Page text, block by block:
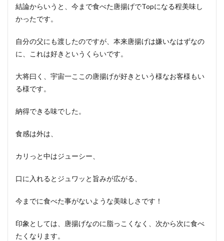
結論からいうと、今まで食べた唐揚げでTopになる程美味し
かったです。
自分の父にも渡したのですが、本来唐揚げは嫌いなはずなの
に、これは好きというくらいです。
大将曰く、宇宙一ここの唐揚げが好きという様なお客様もい
る様です。
納得できる味でした。
食感は外は、
カリっと中はジューシー、
口に入れるとジュワッと旨みが広がる、
今までに食べた事がないような美味しさです！
印象としては、唐揚げなのに脂っこくなく、次から次に食べ
たくなります。